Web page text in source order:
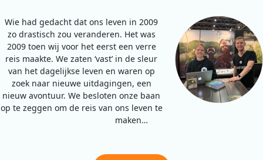
Wie had gedacht dat ons leven in 2009
zo drastisch zou veranderen. Het was
2009 toen wij voor het eerst een verre
reis maakte. We zaten ‘vast’ in de sleur
van het dagelijkse leven en waren op
zoek naar nieuwe uitdagingen, een
nieuw avontuur. We besloten onze baan
op te zeggen om de reis van ons leven te
maken…